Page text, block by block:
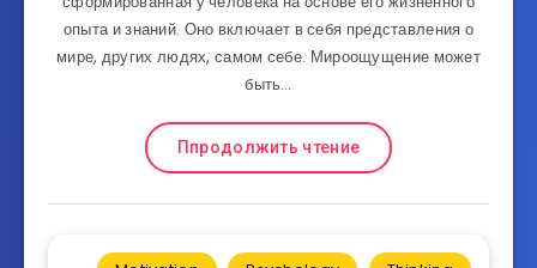
опыта и знаний. Оно включает в себя представления о
мире, других людях, самом себе. Мироощущение может
быть…
Ппродолжить чтение